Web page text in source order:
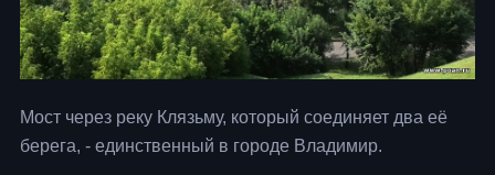
Мост через реку Клязьму, который соединяет два её
берега, - единственный в городе Владимир.